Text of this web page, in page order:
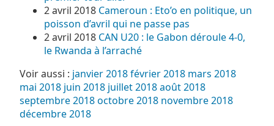
2 avril 2018 Cameroun : Eto’o en politique, un
poisson d’avril qui ne passe pas
2 avril 2018 CAN U20 : le Gabon déroule 4-0,
le Rwanda à l’arraché
Voir aussi : janvier 2018février 2018 mars 2018
mai 2018 juin 2018 juillet 2018août 2018
septembre 2018octobre 2018 novembre 2018
décembre 2018